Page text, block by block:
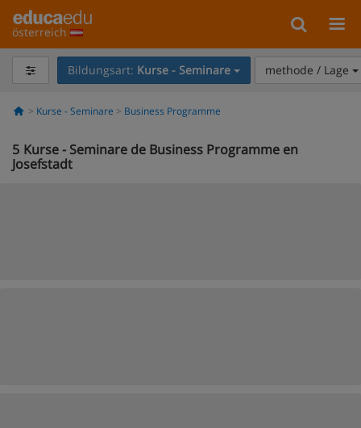
österreich
Bildungsart: Kurse - Seminare methode / Lage
Kurse - Seminare Business Programme
5 Kurse - Seminare de Business Programme en
Josefstadt